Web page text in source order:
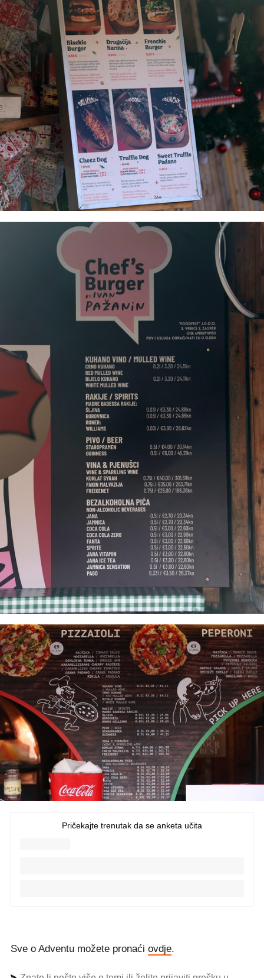
Sve o Adventu možete pronaći ovdje.